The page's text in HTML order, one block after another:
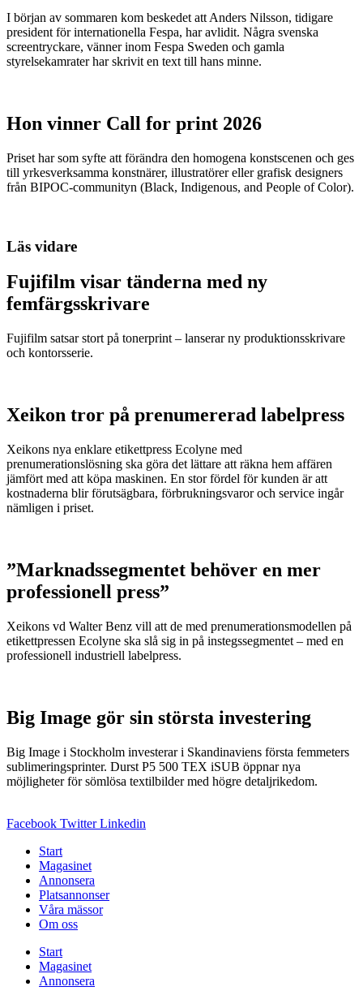
I början av sommaren kom beskedet att Anders Nilsson, tidigare
president för internationella Fespa, har avlidit. Några svenska
screentryckare, vänner inom Fespa Sweden och gamla
styrelsekamrater har skrivit en text till hans minne.
Hon vinner Call for print 2026
Priset har som syfte att förändra den homogena konstscenen och ges
till yrkesverksamma konstnärer, illustratörer eller grafisk designers
från BIPOC-communityn (Black, Indigenous, and People of Color).
Läs vidare
Fujifilm visar tänderna med ny
femfärgsskrivare
Fujifilm satsar stort på tonerprint – lanserar ny produktionsskrivare
och kontorsserie.
Xeikon tror på prenumererad labelpress
Xeikons nya enklare etikettpress Ecolyne med
prenumerationslösning ska göra det lättare att räkna hem affären
jämfört med att köpa maskinen. En stor fördel för kunden är att
kostnaderna blir förutsägbara, förbrukningsvaror och service ingår
nämligen i priset.
”Marknadssegmentet behöver en mer
professionell press”
Xeikons vd Walter Benz vill att de med prenumerationsmodellen på
etikettpressen Ecolyne ska slå sig in på instegssegmentet – med en
professionell industriell labelpress.
Big Image gör sin största investering
Big Image i Stockholm investerar i Skandinaviens första femmeters
sublimeringsprinter. Durst P5 500 TEX iSUB öppnar nya
möjligheter för sömlösa textilbilder med högre detaljrikedom.
Facebook Twitter Linkedin
Start
Magasinet
Annonsera
Platsannonser
Våra mässor
Om oss
Start
Magasinet
Annonsera